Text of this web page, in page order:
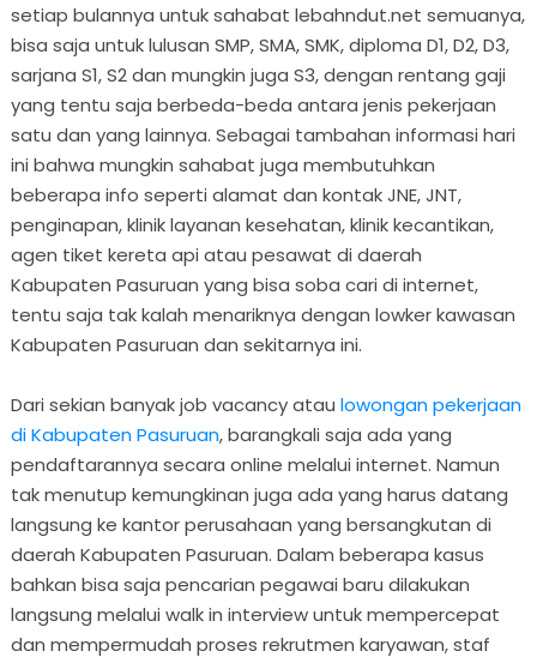
setiap bulannya untuk sahabat lebahndut.net semuanya,
bisa saja untuk lulusan SMP, SMA, SMK, diploma D1, D2, D3,
sarjana S1, S2 dan mungkin juga S3, dengan rentang gaji
yang tentu saja berbeda-beda antara jenis pekerjaan
satu dan yang lainnya. Sebagai tambahan informasi hari
ini bahwa mungkin sahabat juga membutuhkan
beberapa info seperti alamat dan kontak JNE, JNT,
penginapan, klinik layanan kesehatan, klinik kecantikan,
agen tiket kereta api atau pesawat di daerah
Kabupaten Pasuruan yang bisa soba cari di internet,
tentu saja tak kalah menariknya dengan lowker kawasan
Kabupaten Pasuruan dan sekitarnya ini.
Dari sekian banyak job vacancy atau lowongan pekerjaan
di Kabupaten Pasuruan, barangkali saja ada yang
pendaftarannya secara online melalui internet. Namun
tak menutup kemungkinan juga ada yang harus datang
langsung ke kantor perusahaan yang bersangkutan di
daerah Kabupaten Pasuruan. Dalam beberapa kasus
bahkan bisa saja pencarian pegawai baru dilakukan
langsung melalui walk in interview untuk mempercepat
dan mempermudah proses rekrutmen karyawan, staf